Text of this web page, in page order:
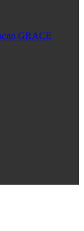
GRACE